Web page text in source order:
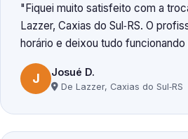
Fiquei muito satisfeito com a
Lazzer, Caxias do Sul‑RS. O
horário e deixou tudo
J Josué D.
De Lazzer, Caxias do Sul‑RS